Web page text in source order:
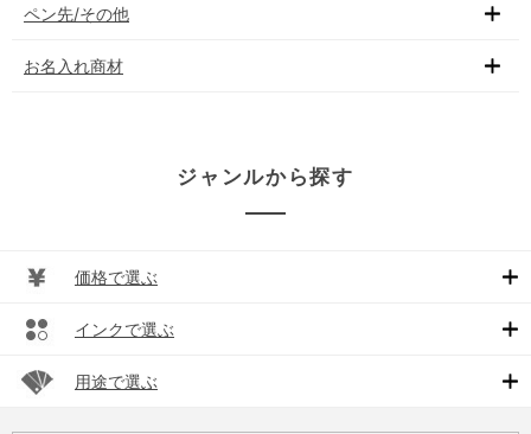
ペン先/その他
お名入れ商材
ジャンルから探す
価格で選ぶ
インクで選ぶ
用途で選ぶ